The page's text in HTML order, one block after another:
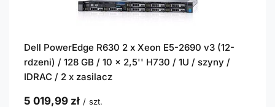
Dell PowerEdge R630 2 x Xeon E5-2690 v3 (12-
rdzeni) / 128 GB / 10 x 2,5'' H730 / 1U / szyny /
IDRAC / 2 x zasilacz
5 019,99 zł / szt.